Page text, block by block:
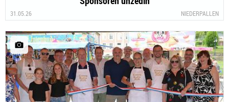
31.05.26 NIEDERPALLEN